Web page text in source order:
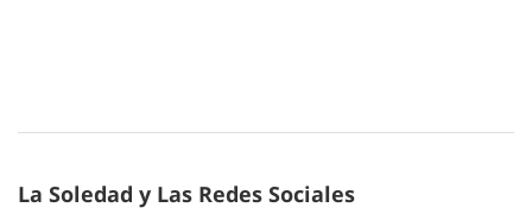
La Soledad y Las Redes Sociales